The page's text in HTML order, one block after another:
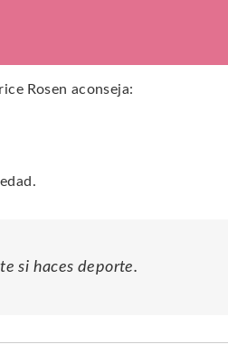
Rosen aconseja:
si haces deporte.